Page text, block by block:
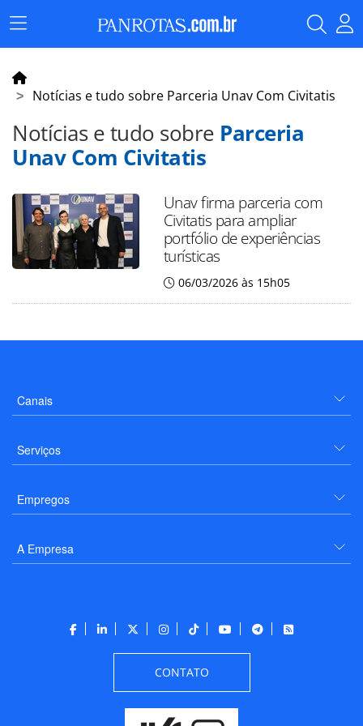
Menu
Principal
Notícias e tudo sobre Parceria Unav Com Civitatis
Notícias e tudo sobre Parceria
Unav Com Civitatis
Unav firma parceria com
Civitatis para ampliar
portfólio de experiências
turísticas
06/03/2026 às 15h05
Canais
Serviços
Empregos
A Empresa
CONTATO